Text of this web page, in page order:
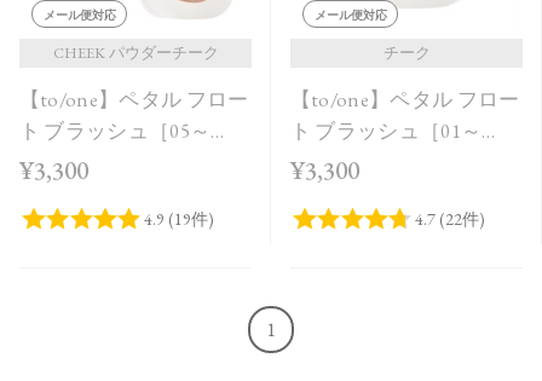
メール便対応
CHEEK パウダーチーク
【to/one】ペタル フロー
ト ブラッシュ［05～
06］
¥3,300
メール便対応
チーク
【to/one】ペタル フロー
ト ブラッシュ［01～
03］
¥3,300
1